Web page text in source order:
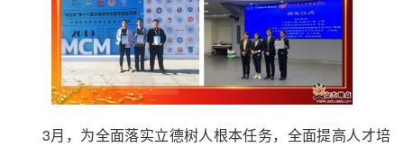
3月，为全面落实立德树人根本任务，全面提高人才培